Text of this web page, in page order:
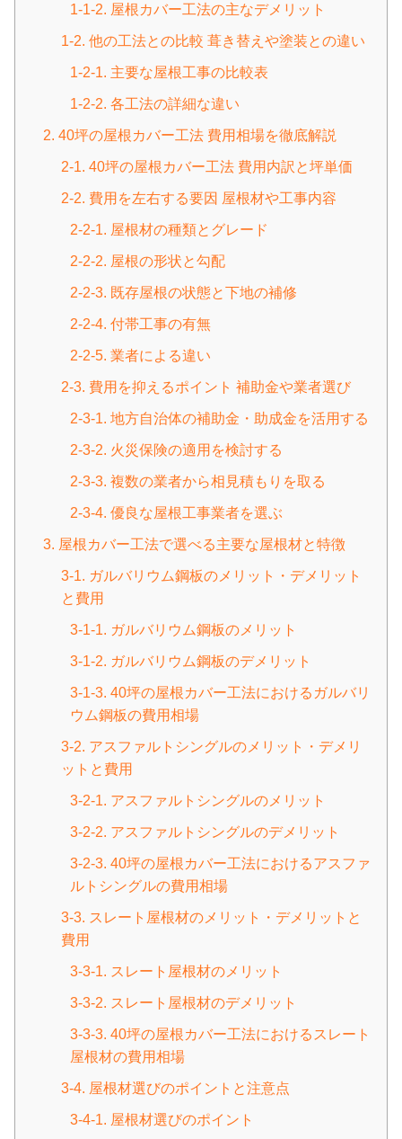
1-1-2. 屋根カバー工法の主なデメリット
1-2. 他の工法との比較 葺き替えや塗装との違い
1-2-1. 主要な屋根工事の比較表
1-2-2. 各工法の詳細な違い
2. 40坪の屋根カバー工法 費用相場を徹底解説
2-1. 40坪の屋根カバー工法 費用内訳と坪単価
2-2. 費用を左右する要因 屋根材や工事内容
2-2-1. 屋根材の種類とグレード
2-2-2. 屋根の形状と勾配
2-2-3. 既存屋根の状態と下地の補修
2-2-4. 付帯工事の有無
2-2-5. 業者による違い
2-3. 費用を抑えるポイント 補助金や業者選び
2-3-1. 地方自治体の補助金・助成金を活用する
2-3-2. 火災保険の適用を検討する
2-3-3. 複数の業者から相見積もりを取る
2-3-4. 優良な屋根工事業者を選ぶ
3. 屋根カバー工法で選べる主要な屋根材と特徴
3-1. ガルバリウム鋼板のメリット・デメリット
と費用
3-1-1. ガルバリウム鋼板のメリット
3-1-2. ガルバリウム鋼板のデメリット
3-1-3. 40坪の屋根カバー工法におけるガルバリ
ウム鋼板の費用相場
3-2. アスファルトシングルのメリット・デメリ
ットと費用
3-2-1. アスファルトシングルのメリット
3-2-2. アスファルトシングルのデメリット
3-2-3. 40坪の屋根カバー工法におけるアスファ
ルトシングルの費用相場
3-3. スレート屋根材のメリット・デメリットと
費用
3-3-1. スレート屋根材のメリット
3-3-2. スレート屋根材のデメリット
3-3-3. 40坪の屋根カバー工法におけるスレート
屋根材の費用相場
3-4. 屋根材選びのポイントと注意点
3-4-1. 屋根材選びのポイント